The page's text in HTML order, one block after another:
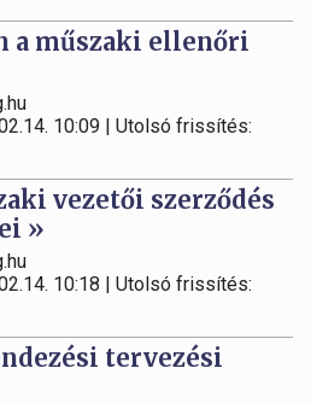
a műszaki ellenőri
10:09 | Utolsó frissítés:
vezetői szerződés
»
10:18 | Utolsó frissítés:
tervezési